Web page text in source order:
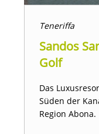
Teneriffa
Sandos
Golf
Das
Süden der
Region Abona.